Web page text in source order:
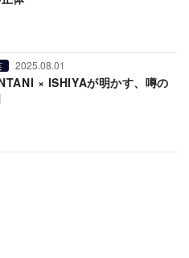
2025.08.01
× ISHIYAが明かす、噂の